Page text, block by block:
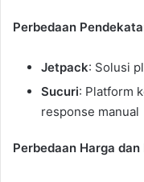
Perbedaan
Jetpack: Solusi
Sucuri: Platform
response manual
Perbedaan Harga dan